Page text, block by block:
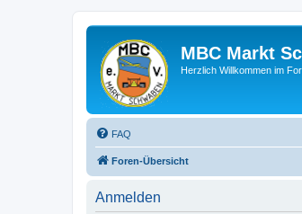
MBC Markt
Herzlich Willkommen im
FAQ
Foren-Übersicht
Anmelden